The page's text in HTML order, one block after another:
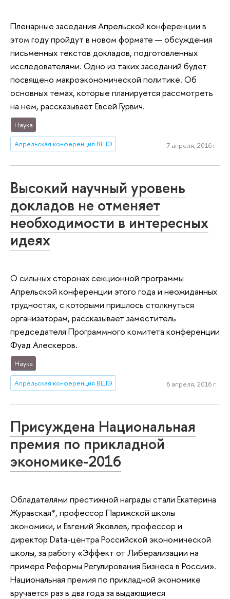
Пленарные заседания Апрельской конференции в
этом году пройдут в новом формате — обсуждения
письменных текстов докладов, подготовленных
исследователями. Одно из таких заседаний будет
посвящено макроэкономической политике. Об
основных темах, которые планируется рассмотреть
на нем, рассказывает Евсей Гурвич.
Наука
Апрельская конференция ВШЭ 7 апреля, 2016 г.
Высокий научный уровень
докладов не отменяет
необходимости в интересных
идеях
О сильных сторонах секционной программы
Апрельской конференции этого года и неожиданных
трудностях, с которыми пришлось столкнуться
организаторам, рассказывает заместитель
председателя Программного комитета конференции
Фуад Алескеров.
Наука
Апрельская конференция ВШЭ 6 апреля, 2016 г.
Присуждена Национальная
премия по прикладной
экономике-2016
Обладателями престижной награды стали Екатерина
Журавская*, профессор Парижской школы
экономики, и Евгений Яковлев, профессор и
директор Data-центра Российской экономической
школы, за работу «Эффект от Либерализации на
примере Реформы Регулирования Бизнеса в России».
Национальная премия по прикладной экономике
вручается раз в два года за выдающиеся